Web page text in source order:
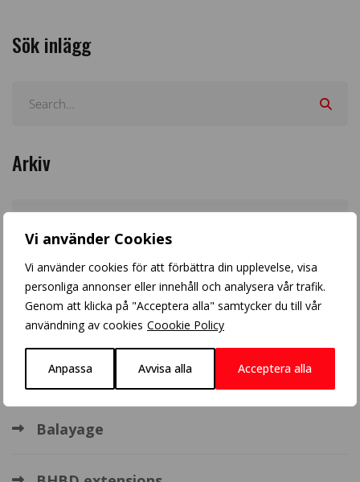
Vi använder Cookies
Vi använder cookies för att förbättra din upplevelse, visa
personliga annonser eller innehåll och analysera vår trafik.
Genom att klicka på "Acceptera alla" samtycker du till vår
användning av cookies Coookie Policy
Anpassa Avvisa alla Acceptera alla
Sök inlägg
Arkiv
Populära inlägg
Blonde balayage
Crazy Color
Balayage